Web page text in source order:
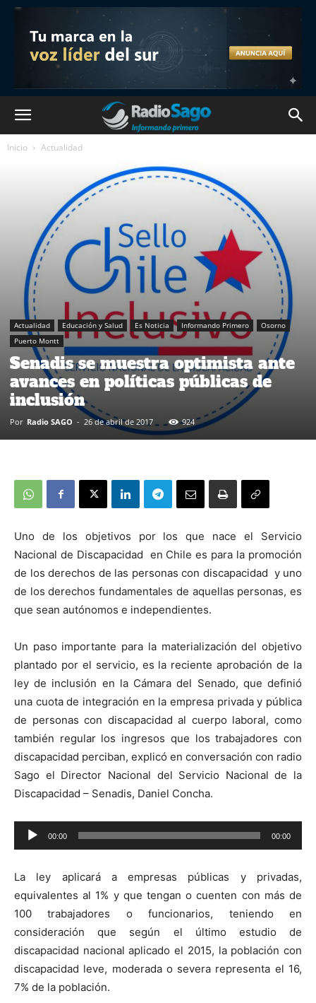
Inicio Actualidad
Actualidad Educación y Salud Es Noticia Informando Primero
Osorno
Puerto Montt
Senadis se muestra optimista ante
avances en políticas públicas de
inclusión
Por Radio SAGO - 26 de abril de 2017 924
Uno de los objetivos por los que nace el Servicio
Nacional de Discapacidad en Chile es para la promoción
de los derechos de las personas con discapacidad y uno
de los derechos fundamentales de aquellas personas, es
que sean autónomos e independientes.
Un paso importante para la materialización del objetivo
plantado por el servicio, es la reciente aprobación de la
ley de inclusión en la Cámara del Senado, que definió
una cuota de integración en la empresa privada y pública
de personas con discapacidad al cuerpo laboral, como
también regular los ingresos que los trabajadores con
discapacidad perciban, explicó en conversación con radio
Sago el Director Nacional del Servicio Nacional de la
Discapacidad – Senadis, Daniel Concha.
Reproductor
de
00:00 00:00
La ley aplicará a empresas públicas y privadas,
equivalentes al 1% y que tengan o cuenten con más de
100 trabajadores o funcionarios, teniendo en
consideración que según el último estudio de
discapacidad nacional aplicado el 2015, la población con
discapacidad leve, moderada o severa representa el 16,
7% de la población.